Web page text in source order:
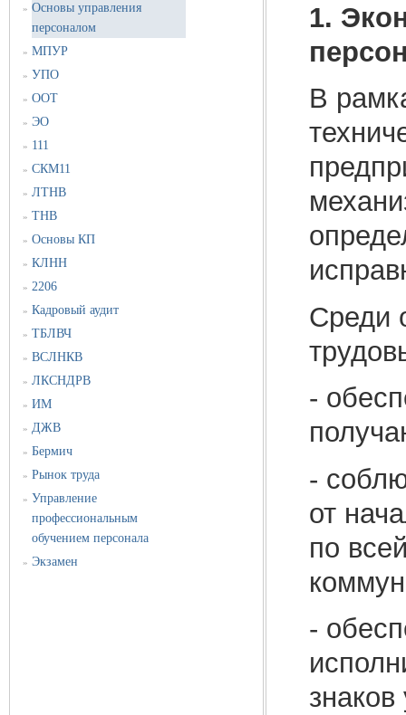
» Основы управления
персоналом
» МПУР
» УПО
» ООТ
» ЭО
» 111
» СКМ11
» ЛТНВ
» ТНВ
» Основы КП
» КЛНН
» 2206
» Кадровый аудит
» ТБЛВЧ
» ВСЛНКВ
» ЛКСНДРВ
» ИМ
» ДЖВ
» Бермич
» Рынок труда
» Управление
профессиональным
обучением персонала
» Экзамен
1.
В
Среди
-
-
от
по
-